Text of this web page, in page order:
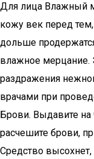
Для лица Влажный
кожу век перед
дольше
влажное мерцание.
раздражения
врачами при
Брови. Выдавите
расчешите брови,
Средство